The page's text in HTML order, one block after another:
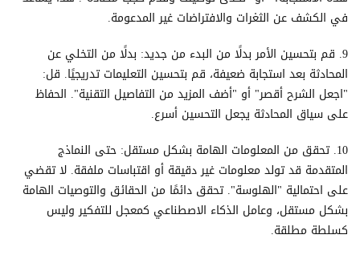
في الكشف عن الثغرات والافتراضات غير المدعومة.
9. قم بتحسين الأمر بدلًا من البدء من جديد: بدلًا من التخلي عن
المحادثة بعد استجابة ضعيفة، قم بتحسين التعليمات تدريجيًا. قل:
"اجعل الشرح أقصر" أو "أضف المزيد من التفاصيل التقنية". الحفاظ
على سياق المحادثة يجعل التحسين أسرع.
10. تحقق من المعلومات الهامة بشكل مستقل: حتى النماذج
المتقدمة قد تولد معلومات غير دقيقة أو اقتباسات ملفقة. لا تقضي
على احتمالية "الهلوسة". تحقق دائمًا من الحقائق والتوصيات الهامة
بشكل مستقل، وعامل الذكاء الاصطناعي كمعجل للتفكير وليس
كسلطة مطلقة.